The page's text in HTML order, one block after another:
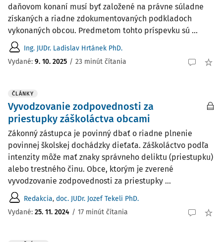
daňovom konaní musí byť založené na právne súladne
získaných a riadne zdokumentovaných podkladoch
vykonaných obcou. Predmetom tohto príspevku sú ...
Ing. JUDr. Ladislav Hrtánek PhD.
Vydané: 9. 10. 2025 / 23 minút čítania
ČLÁNKY
Vyvodzovanie zodpovednosti za
priestupky záškoláctva obcami
Zákonný zástupca je povinný dbať o riadne plnenie
povinnej školskej dochádzky dieťaťa. Záškoláctvo podľa
intenzity môže mať znaky správneho deliktu (priestupku)
alebo trestného činu. Obce, ktorým je zverené
vyvodzovanie zodpovednosti za priestupky ...
Redakcia, doc. JUDr. Jozef Tekeli PhD.
Vydané: 25. 11. 2024 / 17 minút čítania